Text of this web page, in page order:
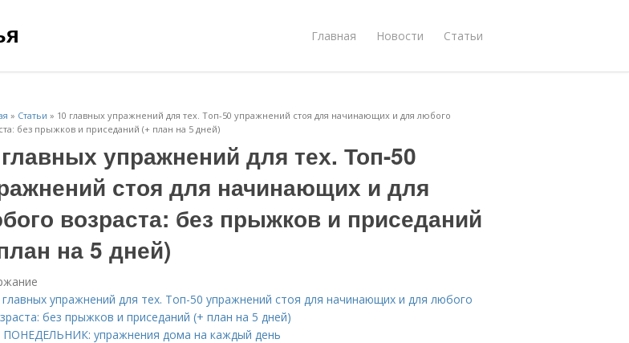
Главная Новости Статьи
» Статьи » 10 главных упражнений для тех. Топ-50 упражнений стоя для начинающих и для любого
без прыжков и приседаний (+ план на 5 дней)
упражнений для тех. Топ-50
стоя для начинающих и для
возраста: без прыжков и приседаний
на 5 дней)
главных упражнений для тех. Топ-50 упражнений стоя для начинающих и для любого
без прыжков и приседаний (+ план на 5 дней)
ПОНЕДЕЛЬНИК: упражнения дома на каждый день